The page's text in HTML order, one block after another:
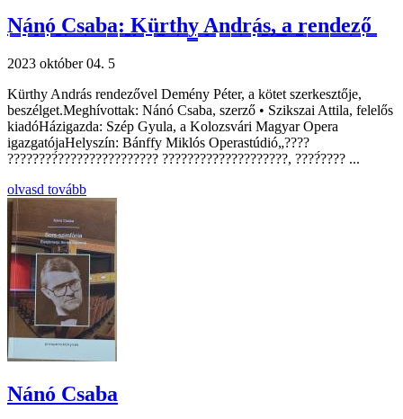
N̳á̳n̳ó̳ ̳C̳s̳a̳b̳a̳:̳ ̳K̳ü̳r̳t̳h̳y̳ ̳A̳n̳d̳r̳á̳s̳,̳ ̳a̳ ̳r̳e̳n̳d̳e̳z̳ő̳
2023 október 04. 5
Kürthy András rendezővel Demény Péter, a kötet szerkesztője,
beszélget.Meghívottak: Nánó Csaba, szerző • Szikszai Attila, felelős
kiadóHázigazda: Szép Gyula, a Kolozsvári Magyar Opera
igazgatójaHelyszín: Bánffy Miklós Operastúdió„????
????????́???????????????? ????????????????????, ????́???? ...
olvasd tovább
Nánó Csaba